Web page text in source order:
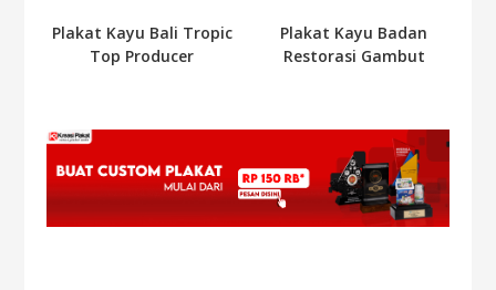
Plakat Kayu Bali Tropic
Top Producer
Plakat Kayu Badan
Restorasi Gambut